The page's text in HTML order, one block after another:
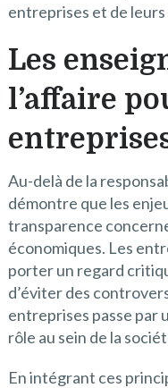
entreprises et de leurs
Les
l’affaire
Au-delà de la
démontre que les
transparence
économiques. Les
porter un regard
d’éviter des
entreprises passe par
rôle au sein de la
En intégrant ces